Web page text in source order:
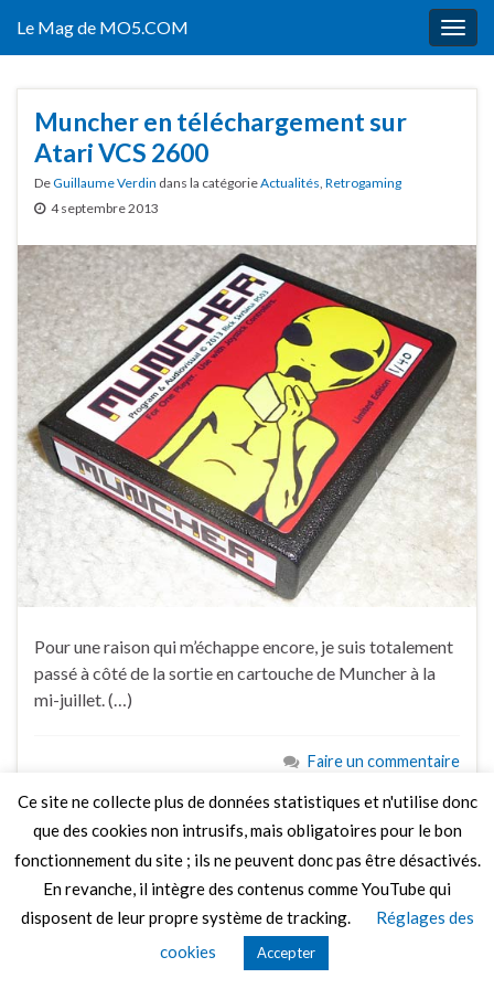
Le Mag de MO5.COM
Muncher en téléchargement sur
Atari VCS 2600
DeGuillaume Verdin dans la catégorieActualités, Retrogaming
4 septembre 2013
Pour une raison qui m’échappe encore, je suis totalement
passé à côté de la sortie en cartouche de Muncher à la
mi-juillet. (…)
Faire un commentaire
© 2026 Le Mag de MO5.COM.
Construit avec
parThèmes Graphene.
Ce site ne collecte plus de données statistiques et n'utilise donc
que des cookies non intrusifs, mais obligatoires pour le bon
fonctionnement du site ; ils ne peuvent donc pas être désactivés.
En revanche, il intègre des contenus comme YouTube qui
disposent de leur propre système de tracking.
Réglages des
cookies
Accepter